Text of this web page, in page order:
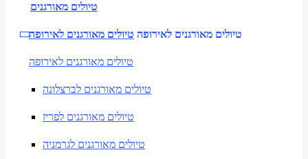
טיולים מאורגנים
טיולים מאורגנים לאירופה טיולים מאורגנים לאירופה
טיולים מאורגנים לאירופה
טיולים מאורגנים לברצלונה
טיולים מאורגנים לפריז
טיולים מאורגנים לגרמניה